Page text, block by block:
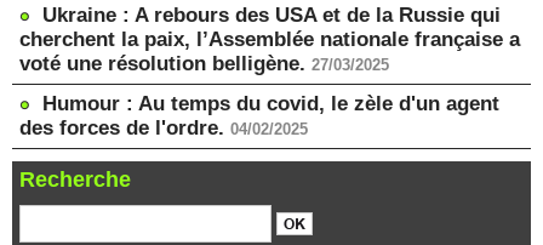
Ukraine : A rebours des USA et de la Russie qui
cherchent la paix, l’Assemblée nationale française a
voté une résolution belligène. 27/03/2025
Humour : Au temps du covid, le zèle d'un agent
des forces de l'ordre. 04/02/2025
Recherche